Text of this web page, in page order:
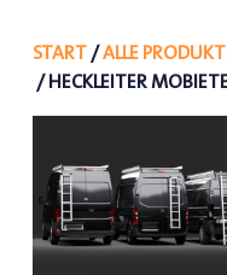
START/ALLE
/ HECKLEITER